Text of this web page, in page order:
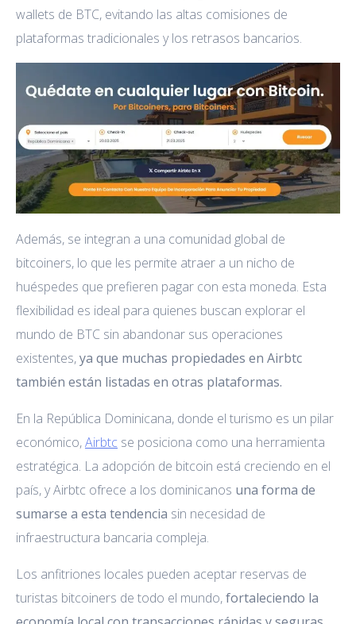
wallets de BTC, evitando las altas comisiones de
plataformas tradicionales y los retrasos bancarios.
Además, se integran a una comunidad global de
bitcoiners, lo que les permite atraer a un nicho de
huéspedes que prefieren pagar con esta moneda. Esta
flexibilidad es ideal para quienes buscan explorar el
mundo de BTC sin abandonar sus operaciones
existentes,ya que muchas propiedades en Airbtc
también están listadas en otras plataformas.
En la República Dominicana, donde el turismo es un pilar
económico,Airbtc se posiciona como una herramienta
estratégica. La adopción de bitcoin está creciendo en el
país, y Airbtc ofrece a los dominicanos una forma de
sumarse a esta tendencia sin necesidad de
infraestructura bancaria compleja.
Los anfitriones locales pueden aceptar reservas de
turistas bitcoiners de todo el mundo,fortaleciendo la